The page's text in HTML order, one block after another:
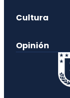
Cultura
Opinión